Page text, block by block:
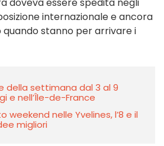
doveva essere spedita negli
internazionale e ancora
stanno per arrivare i
della settimana dal 3 al 9
e nell’Île-de-France
weekend nelle Yvelines, l’8 e il
migliori